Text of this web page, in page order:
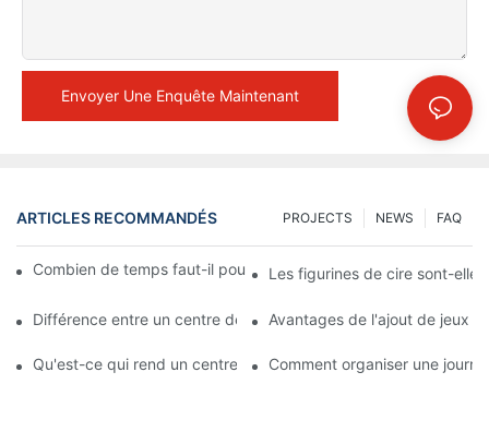
Envoyer Une Enquête Maintenant
ARTICLES RECOMMANDÉS FAQ
NEWS
PROJECTS
Combien de temps faut-il pour fabriquer une figurine en cire ?
Les figurines de cire sont-elles
Différence entre un centre de loisirs de type musée de cire et
Avantages de l'ajout de jeux
Qu'est-ce qui rend un centre de divertissement de musée de
Comment organiser une